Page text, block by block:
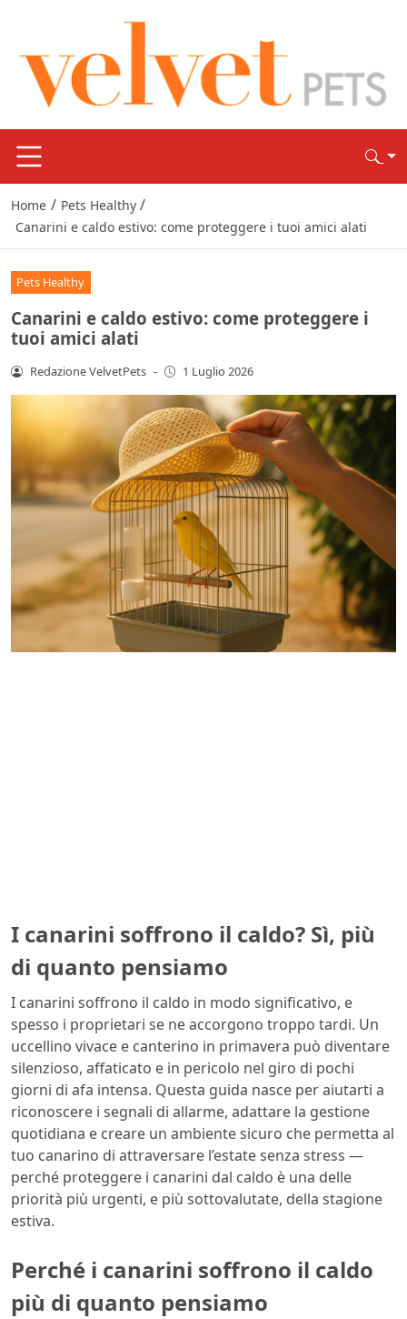
Home / Pets Healthy /
Canarini e caldo estivo: come proteggere i tuoi amici alati
Pets Healthy
Canarini e caldo estivo: come proteggere i
tuoi amici alati
Redazione VelvetPets - 1 Luglio 2026
I canarini soffrono il caldo? Sì, più
di quanto pensiamo
I canarini soffrono il caldo in modo significativo, e
spesso i proprietari se ne accorgono troppo tardi. Un
uccellino vivace e canterino in primavera può diventare
silenzioso, affaticato e in pericolo nel giro di pochi
giorni di afa intensa. Questa guida nasce per aiutarti a
riconoscere i segnali di allarme, adattare la gestione
quotidiana e creare un ambiente sicuro che permetta al
tuo canarino di attraversare l’estate senza stress —
perché proteggere i canarini dal caldo è una delle
priorità più urgenti, e più sottovalutate, della stagione
estiva.
Perché i canarini soffrono il caldo
più di quanto pensiamo